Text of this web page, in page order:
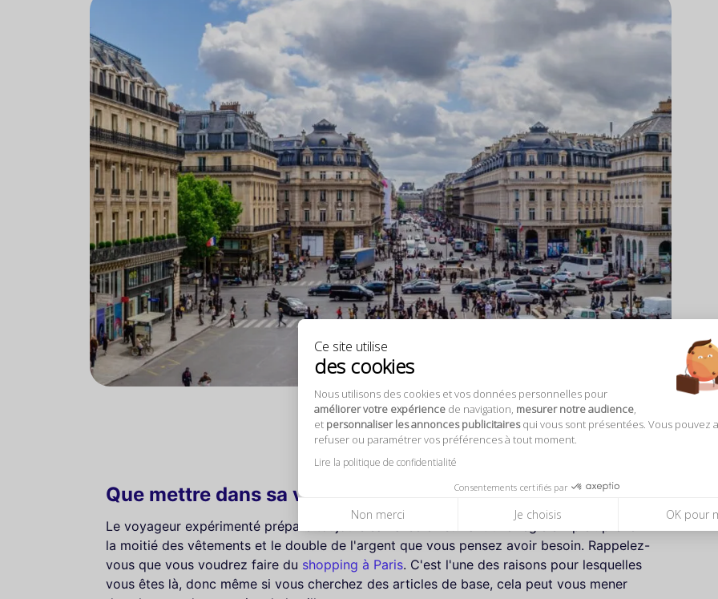
Ce site utilise
des cookies
Nous utilisons des cookies et vos données personnelles pour
améliorer votre expérience de navigation, mesurer notre audience,
et personnaliser les annonces publicitairesqui vous sont présentées. Vous pouvez
refuser ou paramétrer vos préférences à tout moment.
Lire la politique de confidentialité
Consentements certifiés par
Non merci Je choisis OK pour
Que mettre dans sa valise pour un voyage à Paris ?
Le voyageur expérimenté prépare toujours sa valise en suivant une règle simple : prenez
la moitié des vêtements et le double de l'argent que vous pensez avoir besoin. Rappelez-
vous que vous voudrez faire du shopping à Paris. C'est l'une des raisons pour lesquelles
vous êtes là, donc même si vous cherchez des articles de base, cela peut vous mener